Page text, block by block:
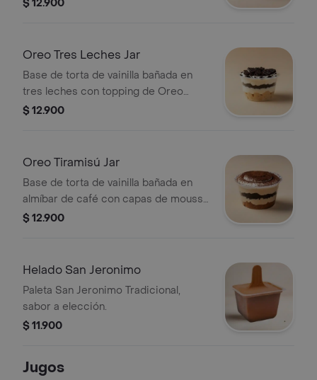
$ 12.900
Oreo Tres Leches Jar
Base de torta de vainilla bañada en
tres leches con topping de Oreo
triturada.
$ 12.900
Oreo Tiramisú Jar
Base de torta de vainilla bañada en
almíbar de café con capas de mousse
de tiramisú y Oreo.
$ 12.900
Helado San Jeronimo
Paleta San Jeronimo Tradicional,
sabor a elección.
$ 11.900
Jugos